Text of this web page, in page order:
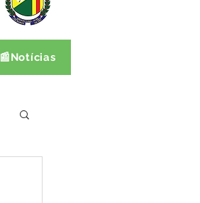
📰Notícias